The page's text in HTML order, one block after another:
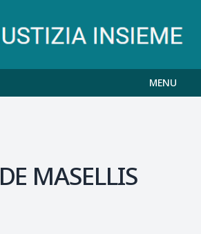
MENU
DE MASELLIS